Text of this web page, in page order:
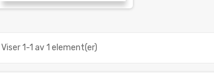
Viser 1-1 av 1 element(er)